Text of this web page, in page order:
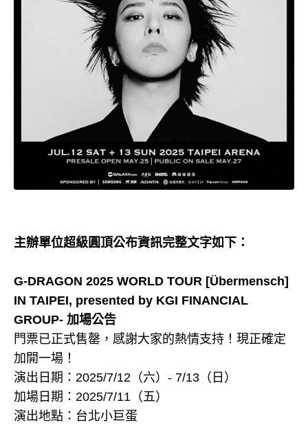
主辦單位超級圓頂公布資訊完整文字如下：
G-DRAGON 2025 WORLD TOUR [Übermensch]
IN TAIPEI, presented by KGI FINANCIAL
GROUP- 加場公告
門票已正式售罄，感謝大家的熱情支持！現正確定
加開一場！
演出日期：2025/7/12（六）- 7/13（日）
加場日期：2025/7/11（五）
演出地點：台北小巨蛋